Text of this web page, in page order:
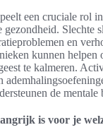
een cruciale rol
gezondheid. Slechte
en
kunnen helpen
te kalmeren.
de mentale
is voor je